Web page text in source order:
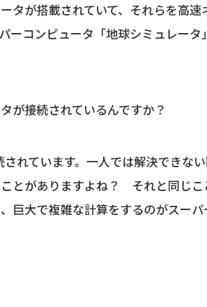
タが搭載されていて、それらを高速
ーコンピュータ「地球シミュレータ
が接続されているんですか？
れています。一人では解決できない
とがありますよね？ それと同じこ
巨大で複雑な計算をするのがスー